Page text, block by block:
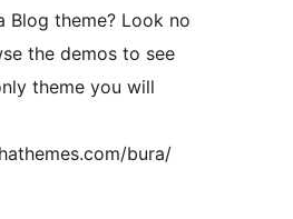
Blog theme? Look no
the demos to see
theme you will
bura/